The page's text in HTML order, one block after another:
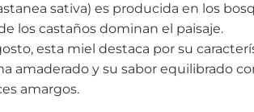
sativa) es producida en los
los castaños dominan el paisaje.
esta miel destaca por su
amaderado y su sabor equilibrado
amargos.